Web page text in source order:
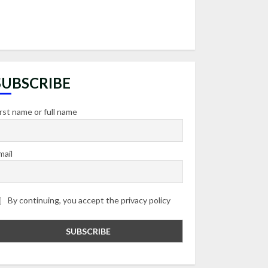
name or full name
By continuing, you accept the privacy policy